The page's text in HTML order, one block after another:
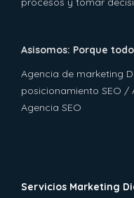
Asisomos: Porque
Agencia de marketing
posicionamiento SEO /
Agencia SEO
Servicios Marketing